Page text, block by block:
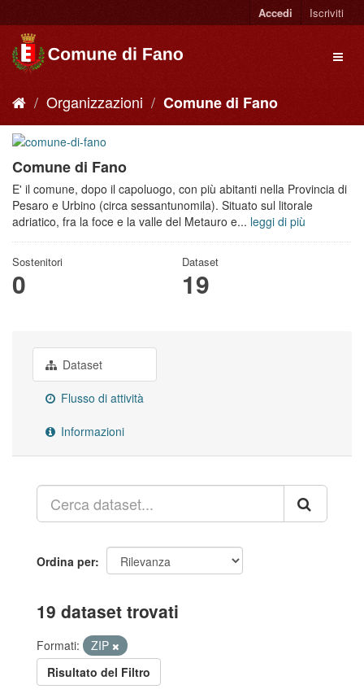
Accedi Iscriviti
Organizzazioni Comune di Fano
Comune di Fano
E' il comune, dopo il capoluogo, con più abitanti nella Provincia di
Pesaro e Urbino (circa sessantunomila). Situato sul litorale
adriatico, fra la foce e la valle del Metauro e... leggi di più
Sostenitori
0
Dataset
19
Dataset
Flusso di attività
Informazioni
Ordina per
19 dataset trovati
Formati:
ZIP
Risultato del Filtro